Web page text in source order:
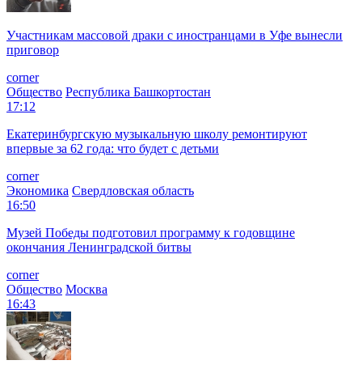
Участникам массовой драки с иностранцами в Уфе вынесли
приговор
corner
Общество Республика Башкортостан
17:12
Екатеринбургскую музыкальную школу ремонтируют
впервые за 62 года: что будет с детьми
corner
Экономика Свердловская область
16:50
Музей Победы подготовил программу к годовщине
окончания Ленинградской битвы
corner
Общество Москва
16:43